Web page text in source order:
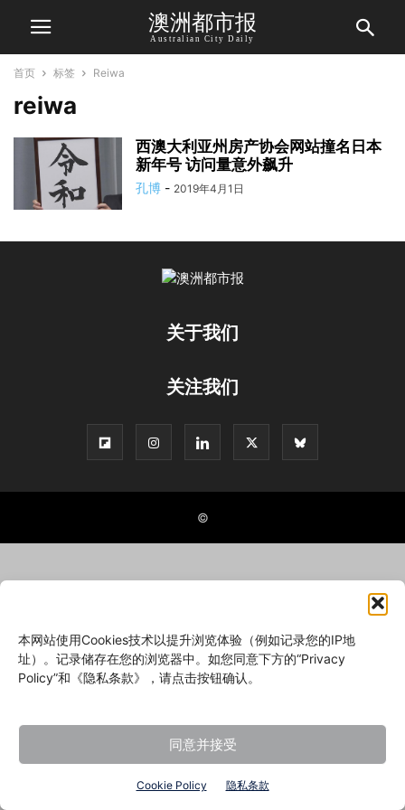
本网站使用Cookies技术以提升浏览体验（例如记录您的IP地
址）。记录储存在您的浏览器中。如您同意下方的“Privacy
Policy”和《隐私条款》，请点击按钮确认。
同意并接受
Cookie Policy 隐私条款
澳洲都市报
Australian City Daily
首页 标签 Reiwa
reiwa
西澳大利亚州房产协会网站撞名日本
新年号 访问量意外飙升
孔博 - 2019年4月1日
关于我们
关注我们
©